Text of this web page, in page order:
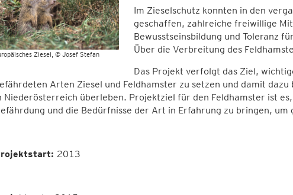
Ziesel © Josef Stefan
Im Zieselschutz konnten in den
geschaffen, zahlreiche freiwillige
Bewusstseinsbildung und Toleranz
Über die Verbreitung des
Das Projekt verfolgt das Ziel,
Arten Ziesel und Feldhamster zu setzen und damit
Niederösterreich überleben. Projektziel für den Feldhamster ist
und die Bedürfnisse der Art in Erfahrung zu bringen,
2013